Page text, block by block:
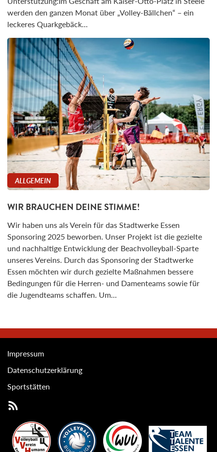
werden den ganzen Monat über „Volley-Bällchen“ – ein
leckeres Quarkgebäck…
ALLGEMEIN
WIR BRAUCHEN DEINE STIMME!
Wir haben uns als Verein für das Stadtwerke Essen
Sponsoring 2025 beworben. Unser Projekt ist die gezielte
und nachhaltige Entwicklung der Beachvolleyball-Sparte
unseres Vereins. Durch das Sponsoring der Stadtwerke
Essen möchten wir durch gezielte Maßnahmen bessere
Bedingungen für die Herren- und Damenteams sowie für
die Jugendteams schaffen. Um…
Impressum
Datenschutzerklärung
Sportstätten